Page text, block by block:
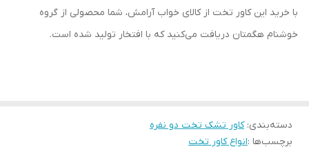
با خرید این کاور تخت از کالای خواب آرامش، شما محصولی از گروه
خوشنام هگمتان دریافت می‌کنید که با افتخار تولید شده است.
دسته‌بندی:کاور تشک تخت دو نفره
برچسب‌ها :انواع کاور تخت